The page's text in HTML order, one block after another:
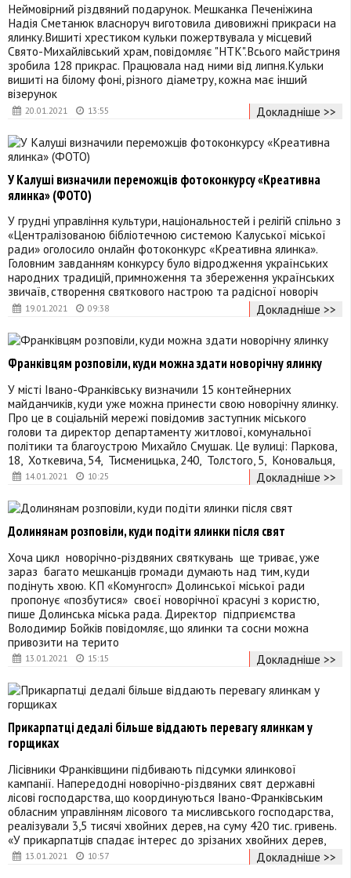
20.01.2021 13:55
Неймовірний різдвяний подарунок. Мешканка Печеніжина
Надія Сметанюк власноруч виготовила дивовижні прикраси на
ялинку.Вишиті хрестиком кульки пожертвувала у місцевий
Свято-Михайлівський храм, повідомляє "НТК".Всього майстриня
зробила 128 прикрас. Працювала над ними від липня.Кульки
вишиті на білому фоні, різного діаметру, кожна має інший
візерунок
Докладніше >>
19.01.2021 09:38
У Калуші визначили переможців фотоконкурсу «Креативна
ялинка» (ФОТО)
У грудні управління культури, національностей і релігій спільно з
«Централізованою бібліотечною системою Калуської міської
ради» оголосило онлайн фотоконкурс «Креативна ялинка».
Головним завданням конкурсу було відродження українських
народних традицій, примноження та збереження українських
звичаїв, створення святкового настрою та радісної новоріч
Докладніше >>
14.01.2021 10:25
Франківцям розповіли, куди можна здати новорічну ялинку
У місті Івано-Франківську визначили 15 контейнерних
майданчиків, куди уже можна принести свою новорічну ялинку.
Про це в соціальній мережі повідомив заступник міського
голови та директор департаменту житлової, комунальної
політики та благоустрою Михайло Смушак. Це вулиці: Паркова,
18, Хоткевича, 54, Тисменицька, 240, Толстого, 5, Коновальця,
Докладніше >>
13.01.2021 15:15
Долинянам розповіли, куди подіти ялинки після свят
Хоча цикл новорічно-різдвяних святкувань ще триває, уже
зараз багато мешканців громади думають над тим, куди
подінуть хвою. КП «Комунгосп» Долинської міської ради
пропонує «позбутися» своєї новорічної красуні з користю,
пише Долинська міська рада. Директор підприємства
Володимир Бойків повідомляє, що ялинки та сосни можна
привозити на терито
Докладніше >>
13.01.2021 10:57
Прикарпатці дедалі більше віддають перевагу ялинкам у
горщиках
Лісівники Франківщини підбивають підсумки ялинкової
кампанії. Напередодні новорічно-різдвяних свят державні
лісові господарства, що координуються Івано-Франківським
обласним управлінням лісового та мисливського господарства,
реалізували 3,5 тисячі хвойних дерев, на суму 420 тис. гривень.
«У прикарпатців спадає інтерес до зрізаних хвойних дерев,
Докладніше >>